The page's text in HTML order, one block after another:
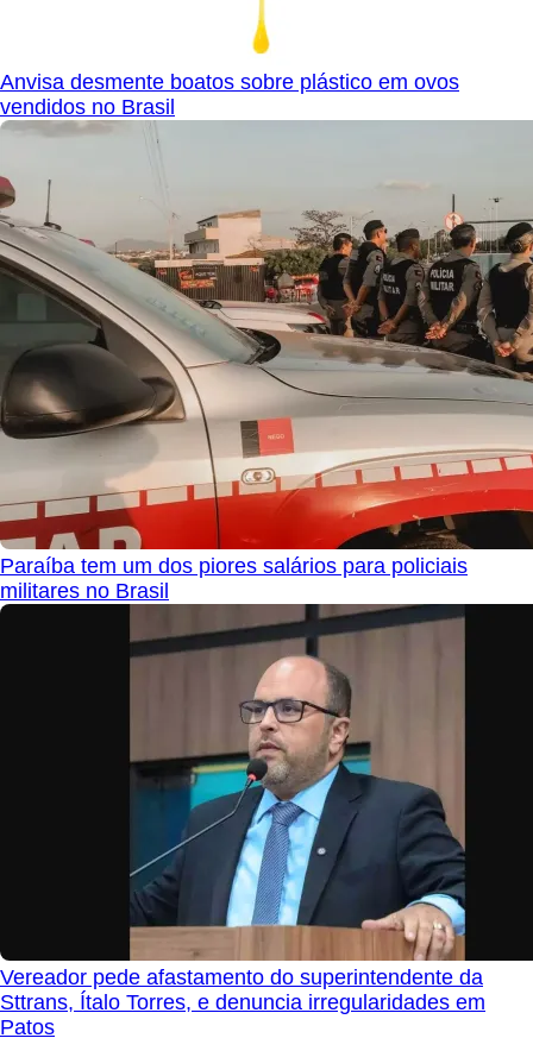
Anvisa desmente boatos sobre plástico em ovos
vendidos no Brasil
Paraíba tem um dos piores salários para policiais
militares no Brasil
Vereador pede afastamento do superintendente da
Sttrans, Ítalo Torres, e denuncia irregularidades em
Patos